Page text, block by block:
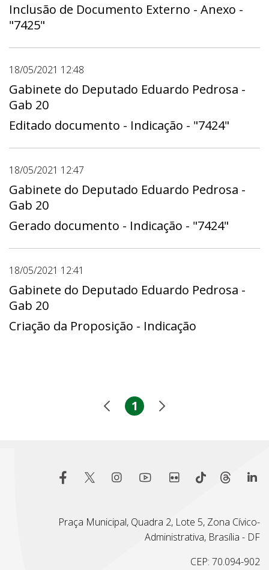
Inclusão de Documento Externo - Anexo -
"7425"
18/05/2021 12:48
Gabinete do Deputado Eduardo Pedrosa -
Gab 20
Editado documento - Indicação - "7424"
18/05/2021 12:47
Gabinete do Deputado Eduardo Pedrosa -
Gab 20
Gerado documento - Indicação - "7424"
18/05/2021 12:41
Gabinete do Deputado Eduardo Pedrosa -
Gab 20
Criação da Proposição - Indicação
1
Praça Municipal, Quadra 2, Lote 5, Zona Cívico-
Administrativa, Brasília - DF
CEP: 70.094-902